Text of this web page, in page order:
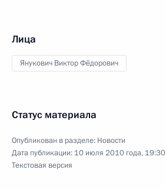
Лица
Янукович Виктор Фёдорович
Статус материала
Опубликован в разделе: Новости
Дата публикации: 10 июля 2010 года, 19:30
Текстовая версия